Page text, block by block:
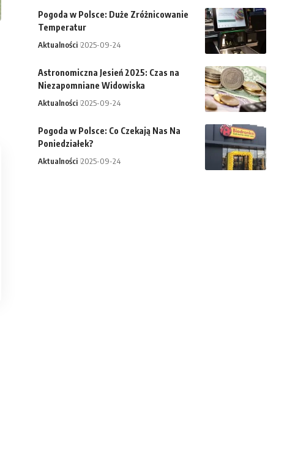
Pogoda w Polsce: Duże Zróżnicowanie
Temperatur
Aktualności 2025-09-24
Astronomiczna Jesień 2025: Czas na
Niezapomniane Widowiska
Aktualności 2025-09-24
Pogoda w Polsce: Co Czekają Nas Na
Poniedziałek?
Aktualności 2025-09-24